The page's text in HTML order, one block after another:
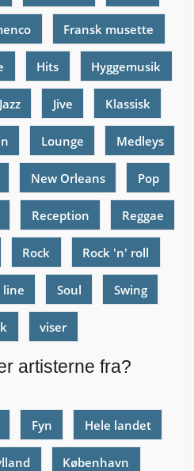
Fransk musette
Hits Hyggemusik
Jazz Jive Klassisk
Lounge Medleys
New Orleans Pop
Reception Reggae
Rock Rock 'n' roll
line Soul Swing
viser
artisterne fra?
Fyn Hele landet
København